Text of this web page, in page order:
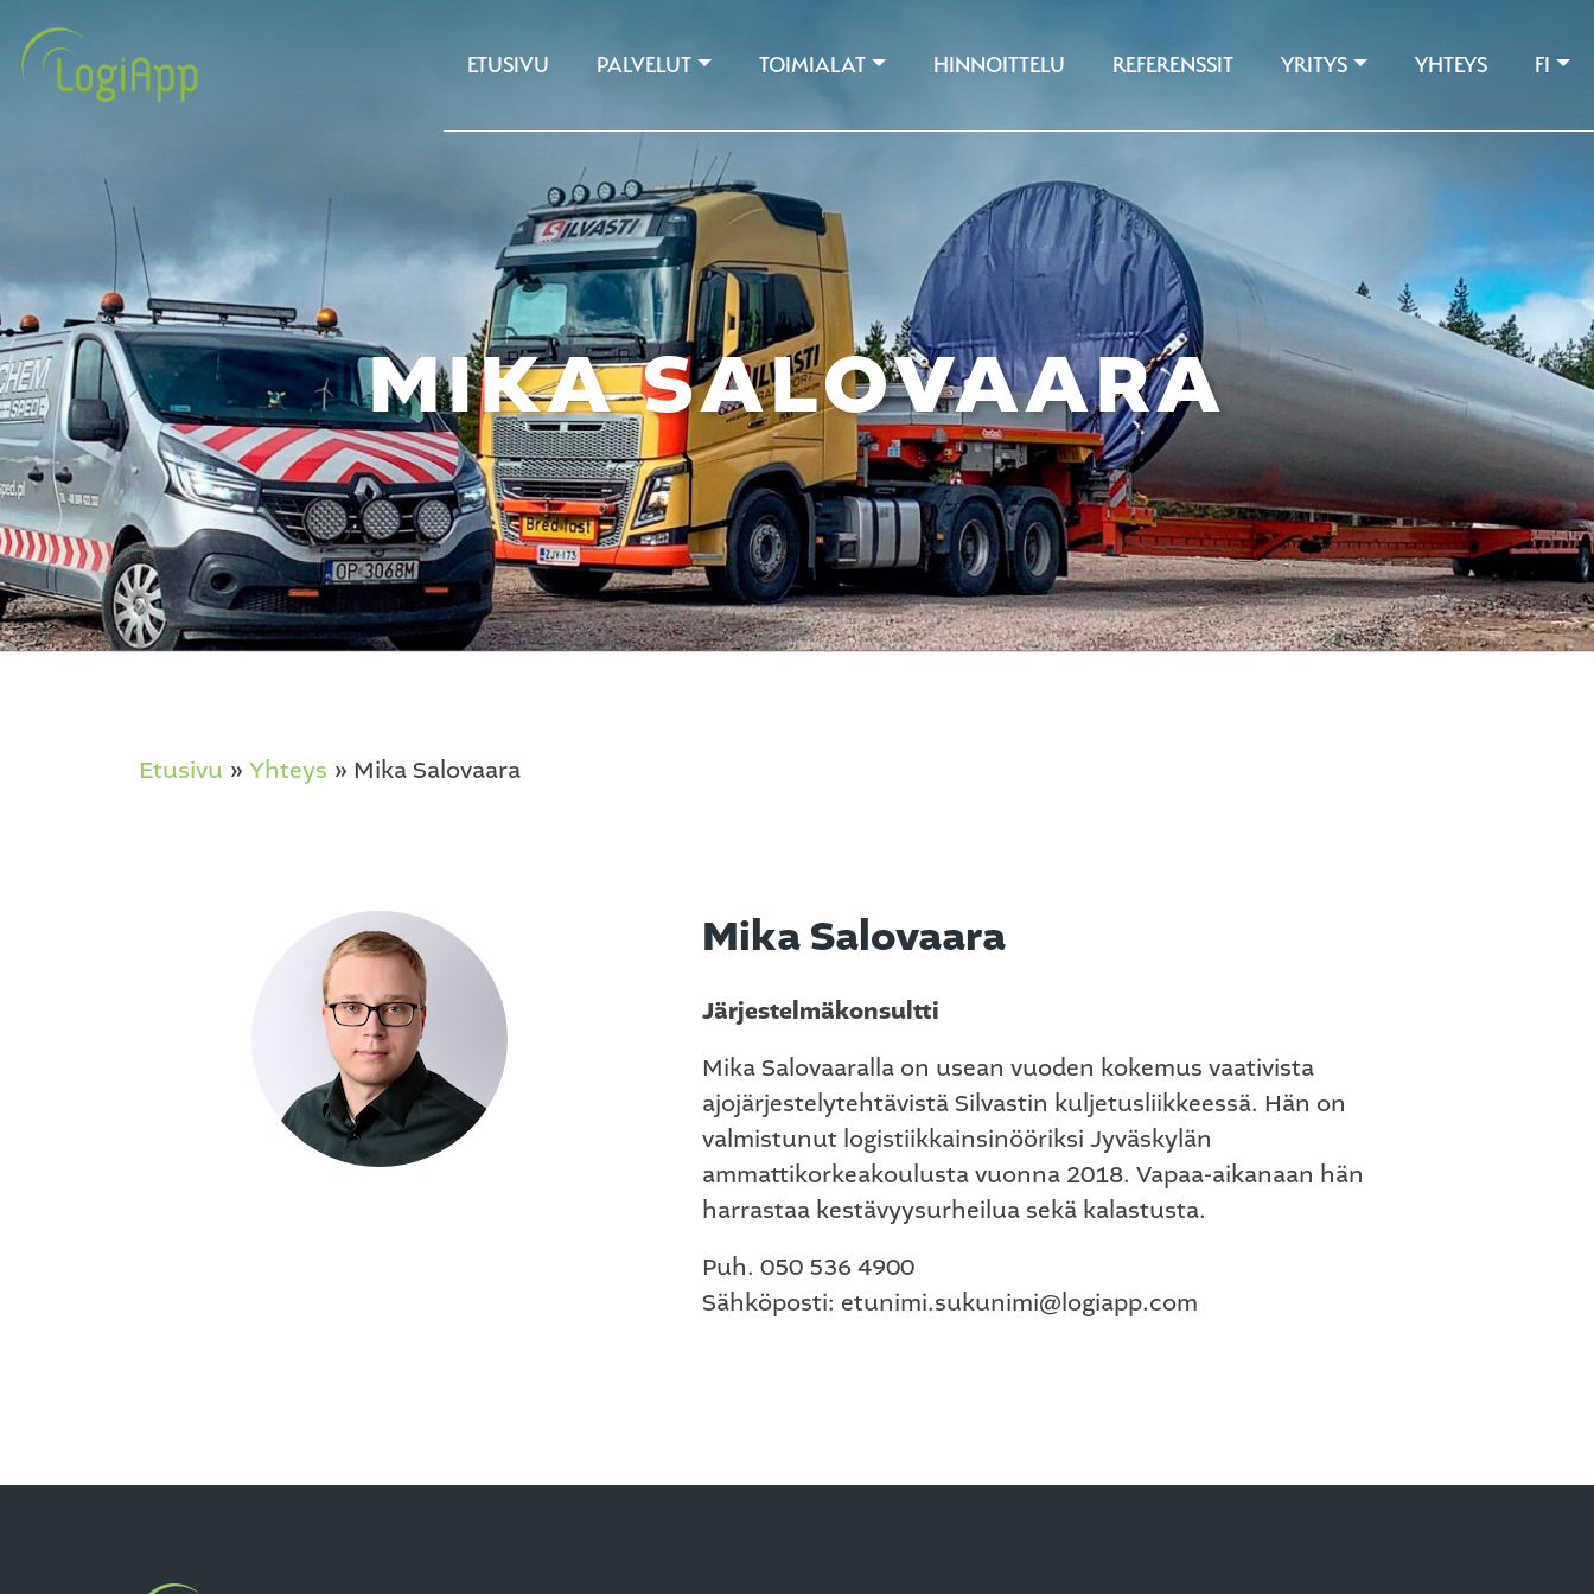
ETUSIVU PALVELUT TOIMIALAT HINNOITTELU REFERENSSIT YRITYS YHTEYS FI
MIKA SALOVAARA
Etusivu » Yhteys » Mika Salovaara
Mika Salovaara
Järjestelmäkonsultti
Mika Salovaaralla on usean vuoden kokemus vaativista
ajojärjestelytehtävistä Silvastin kuljetusliikkeessä. Hän on
valmistunut logistiikkainsinööriksi Jyväskylän
ammattikorkeakoulusta vuonna 2018. Vapaa-aikanaan hän
harrastaa kestävyysurheilua sekä kalastusta.
Puh. 050 536 4900
Sähköposti: etunimi.sukunimi@logiapp.com